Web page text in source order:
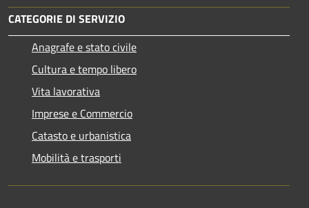
CATEGORIE DI SERVIZIO
Anagrafe e stato civile
Cultura e tempo libero
Vita lavorativa
Imprese e Commercio
Catasto e urbanistica
Mobilità e trasporti